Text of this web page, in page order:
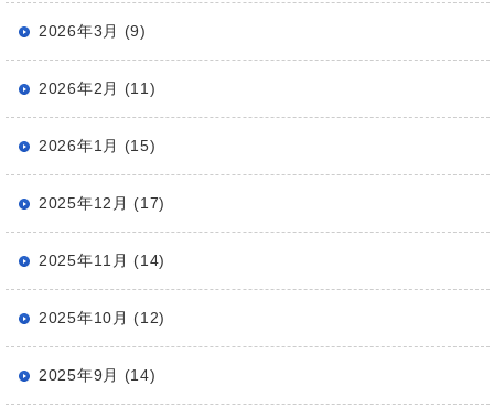
2026年3月 (9)
2026年2月 (11)
2026年1月 (15)
2025年12月 (17)
2025年11月 (14)
2025年10月 (12)
2025年9月 (14)